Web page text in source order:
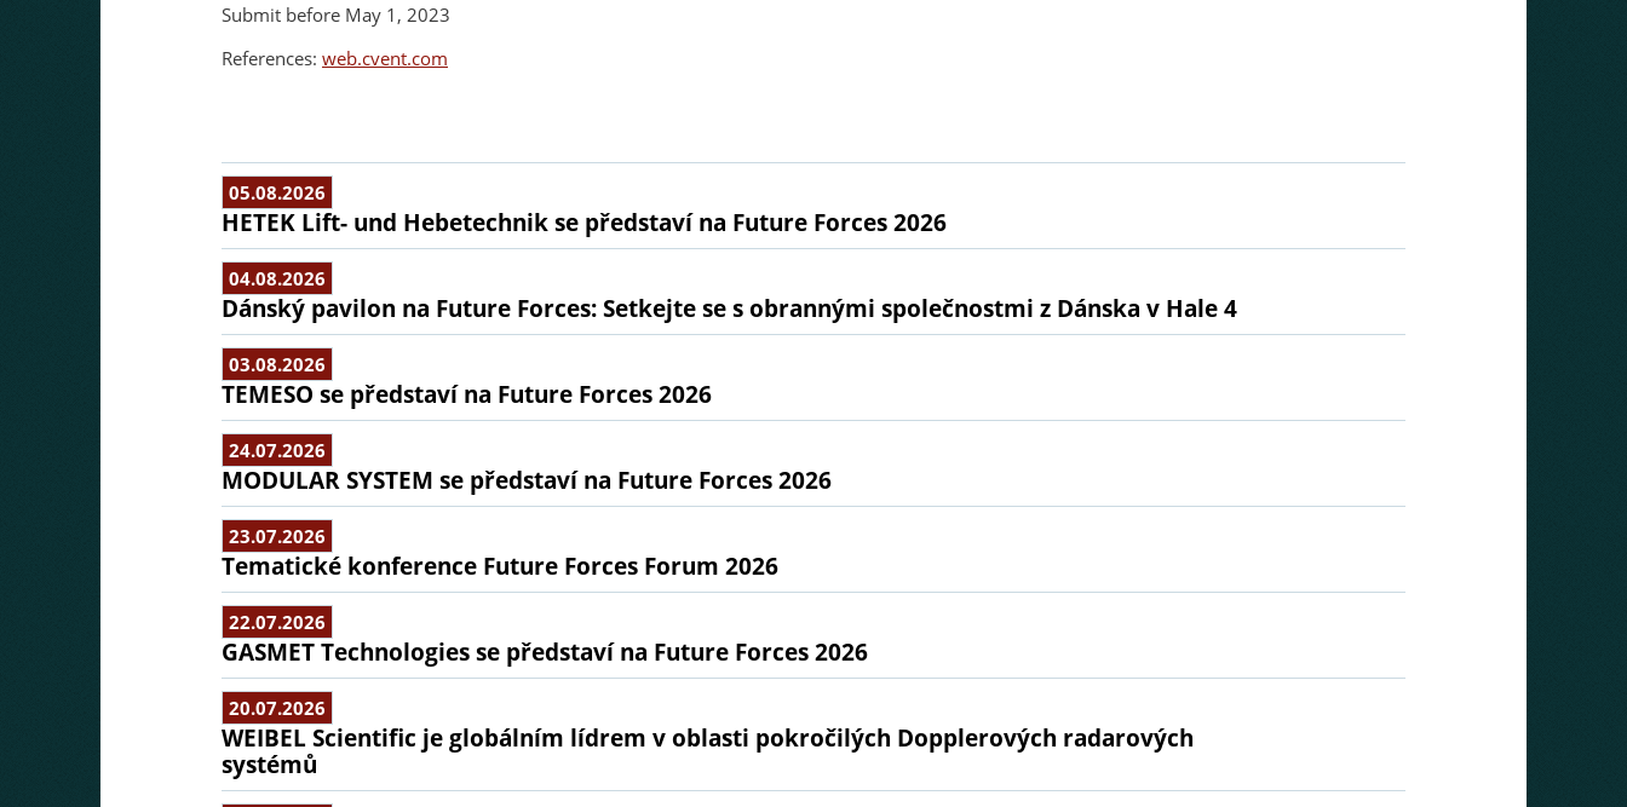
Submit before May 1, 2023
References: web.cvent.com
05.08.2026
HETEK Lift- und Hebetechnik se představí na Future Forces 2026
04.08.2026
Dánský pavilon na Future Forces: Setkejte se s obrannými společnostmi z Dánska v Hale 4
03.08.2026
TEMESO se představí na Future Forces 2026
24.07.2026
MODULAR SYSTEM se představí na Future Forces 2026
23.07.2026
Tematické konference Future Forces Forum 2026
22.07.2026
GASMET Technologies se představí na Future Forces 2026
20.07.2026
WEIBEL Scientific je globálním lídrem v oblasti pokročilých Dopplerových radarových
systémů